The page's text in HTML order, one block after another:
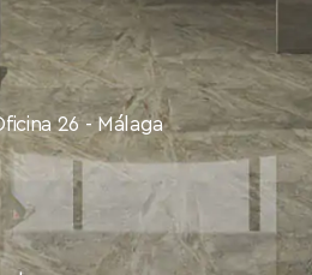
26 - Málaga